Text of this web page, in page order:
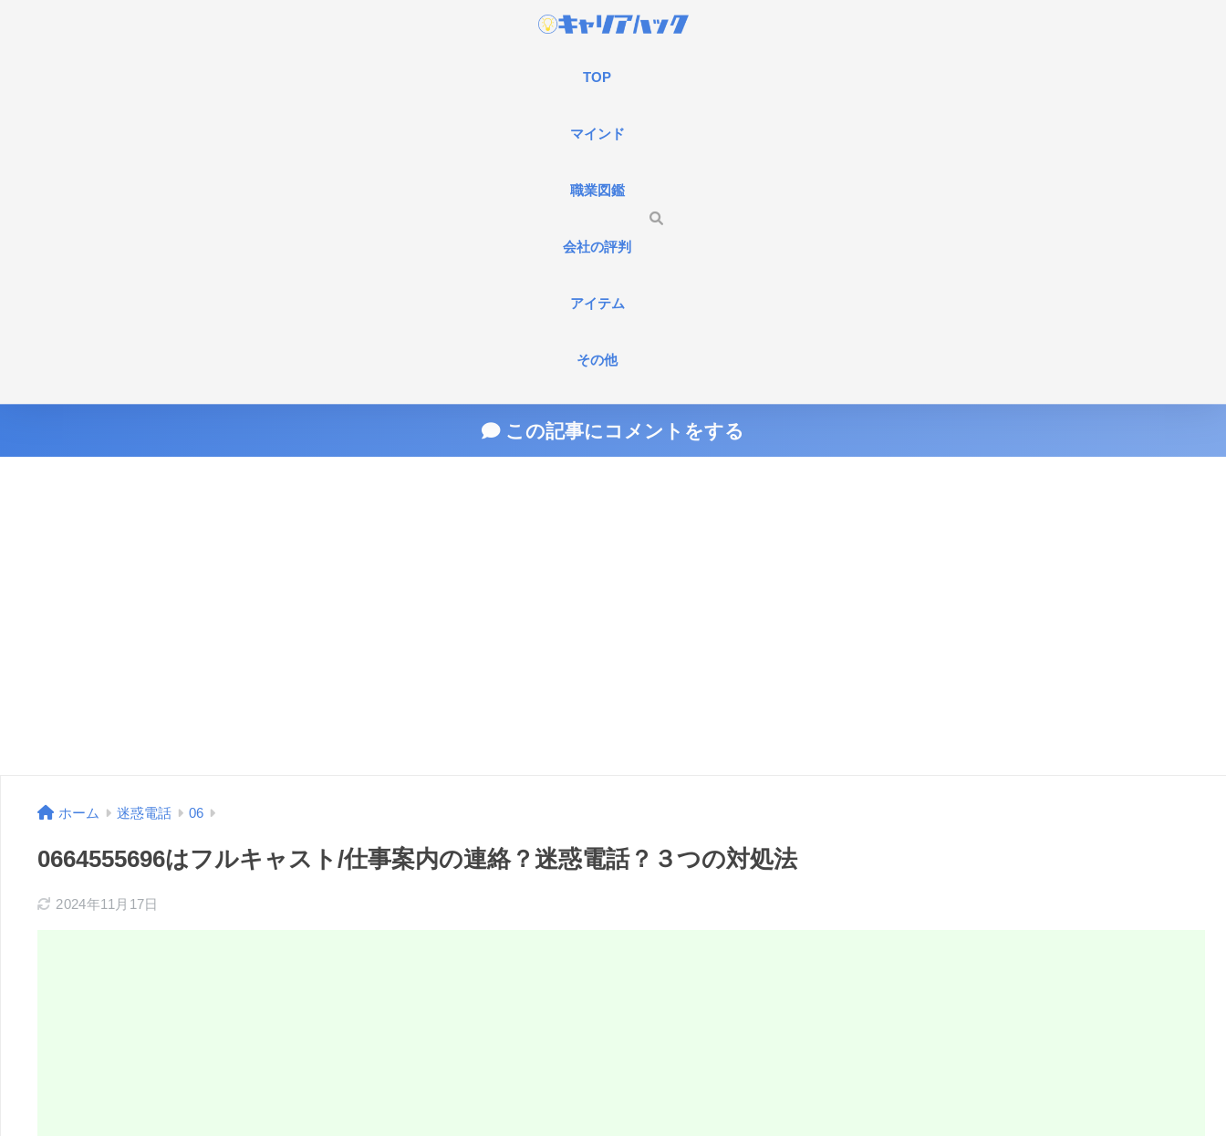
TOP
マインド
職業図鑑
会社の評判
アイテム
その他
この記事にコメントをする
ホーム 迷惑電話 06
0664555696はフルキャスト/仕事案内の連絡？迷惑電話？３つの対処法
2024年11月17日